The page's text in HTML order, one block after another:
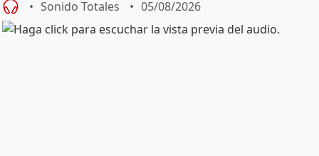
Sonido Totales 05/08/2026